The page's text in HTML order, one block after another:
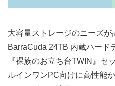
大容量ストレージのニーズが
BarraCuda 24TB 内蔵ハード
『裸族のお立ち台TWIN』セ
ルインワンPC向けに高性能